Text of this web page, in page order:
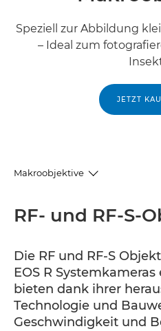
Speziell zur Abbildung
– Ideal zum
JETZT
Makroobjektive
RF und RF-S
EF-S
RF- und RF-S-
Die RF und RF-S
EOS R
bieten dank ihrer
Technologie und
Geschwindigkeit und